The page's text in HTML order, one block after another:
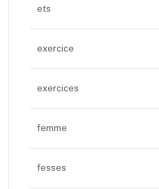
ets
exercice
exercices
femme
fesses